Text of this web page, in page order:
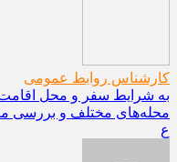
کارشناس روابط عمومی
به شرایط سفر و محل
محله‌های مختلف و بررسی
ع